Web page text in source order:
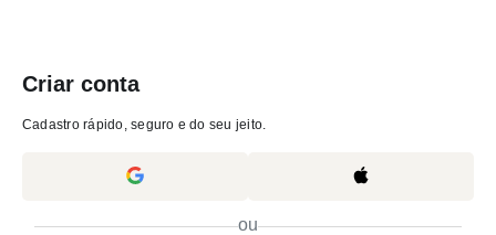
Criar conta
Cadastro rápido, seguro e do seu jeito.
ou